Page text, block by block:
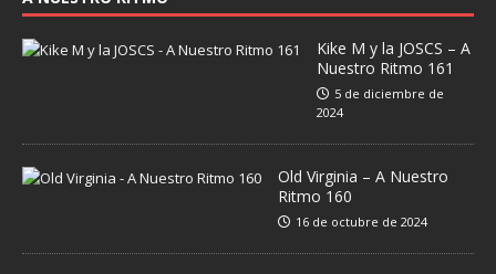
Kike M y la JOSCS – A
Nuestro Ritmo 161
5 de diciembre de
2024
Old Virginia – A Nuestro
Ritmo 160
16 de octubre de 2024